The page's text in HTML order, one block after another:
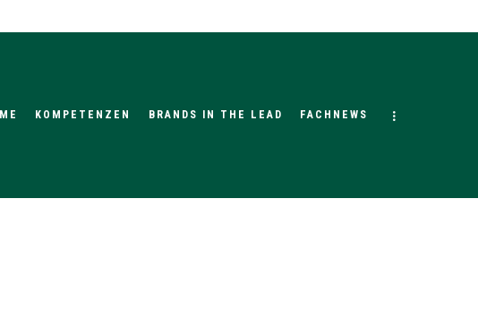
KOMPETENZEN BRANDS IN THE LEAD FACHNEWS